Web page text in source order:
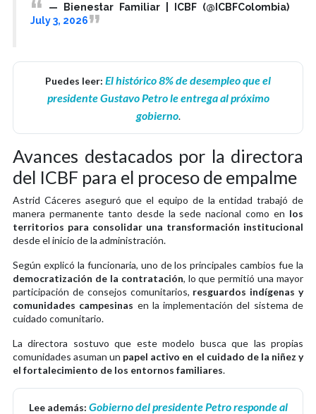
— Bienestar Familiar | ICBF (@ICBFColombia)
July 3, 2026
Puedes leer: El histórico 8% de desempleo que el
presidente Gustavo Petro le entrega al próximo
gobierno.
Avances destacados por la directora
del ICBF para el proceso de empalme
Astrid Cáceres aseguró que el equipo de la entidad trabajó de
manera permanente tanto desde la sede nacional como en los
territorios para consolidar una transformación institucional
desde el inicio de la administración.
Según explicó la funcionaria, uno de los principales cambios fue la
democratización de la contratación, lo que permitió una mayor
participación de consejos comunitarios, resguardos indígenas y
comunidades campesinas en la implementación del sistema de
cuidado comunitario.
La directora sostuvo que este modelo busca que las propias
comunidades asuman un papel activo en el cuidado de la niñez y
el fortalecimiento de los entornos familiares.
Lee además: Gobierno del presidente Petro responde al